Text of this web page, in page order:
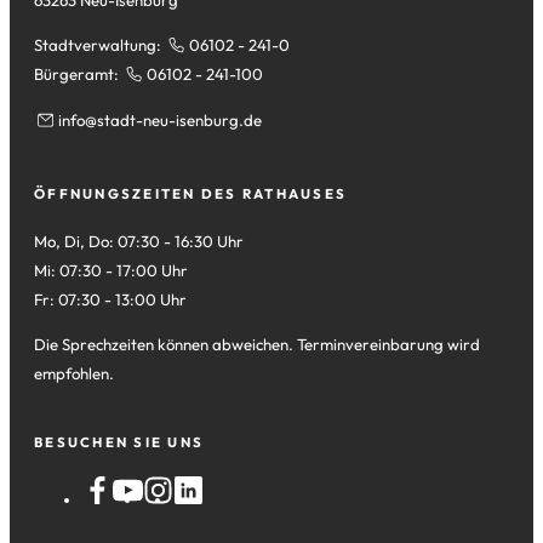
Stadtverwaltung:
06102 - 241-0
Bürgeramt:
06102 - 241-100
info stadt-neu-isenburg de
ÖFFNUNGSZEITEN DES RATHAUSES
Mo, Di, Do: 07:30 - 16:30 Uhr
Mi: 07:30 - 17:00 Uhr
Fr: 07:30 - 13:00 Uhr
Die Sprechzeiten können abweichen. Terminvereinbarung wird
empfohlen.
BESUCHEN SIE UNS